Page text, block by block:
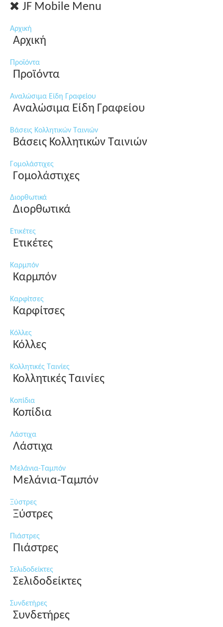
JF Mobile Menu
Αρχική
Αρχική
Προϊόντα
Προϊόντα
Αναλώσιμα Είδη Γραφείου
Αναλώσιμα Είδη Γραφείου
Βάσεις Κολλητικών Ταινιών
Βάσεις Κολλητικών Ταινιών
Γομολάστιχες
Γομολάστιχες
Διορθωτικά
Διορθωτικά
Ετικέτες
Ετικέτες
Καρμπόν
Καρμπόν
Καρφίτσες
Καρφίτσες
Κόλλες
Κόλλες
Κολλητικές Ταινίες
Κολλητικές Ταινίες
Κοπίδια
Κοπίδια
Λάστιχα
Λάστιχα
Μελάνια-Ταμπόν
Μελάνια-Ταμπόν
Ξύστρες
Ξύστρες
Πιάστρες
Πιάστρες
Σελιδοδείκτες
Σελιδοδείκτες
Συνδετήρες
Συνδετήρες